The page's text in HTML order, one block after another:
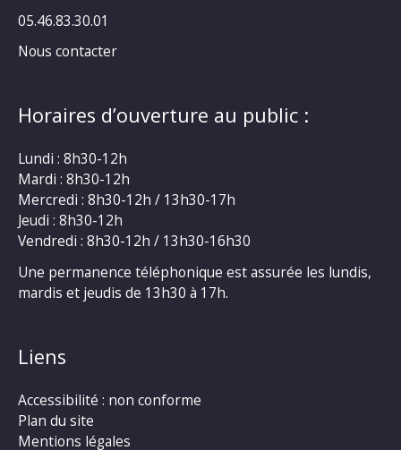
05.46.83.30.01
Nous contacter
Horaires d’ouverture au public :
Lundi : 8h30-12h
Mardi : 8h30-12h
Mercredi : 8h30-12h / 13h30-17h
Jeudi : 8h30-12h
Vendredi : 8h30-12h / 13h30-16h30
Une permanence téléphonique est assurée les lundis,
mardis et jeudis de 13h30 à 17h.
Liens
Accessibilité : non conforme
Plan du site
Mentions légales